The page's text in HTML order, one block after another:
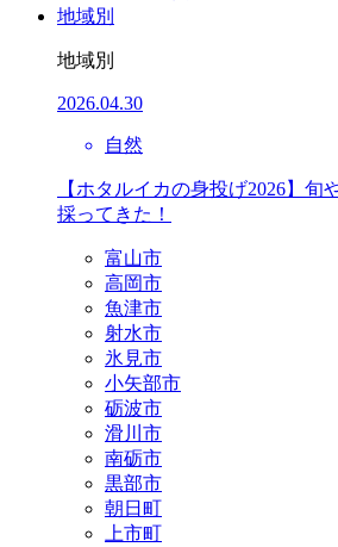
地域別
地域別
2026.04.30
自然
【ホタルイカの身投げ2026】旬
採ってきた！
富山市
高岡市
魚津市
射水市
氷見市
小矢部市
砺波市
滑川市
南砺市
黒部市
朝日町
上市町